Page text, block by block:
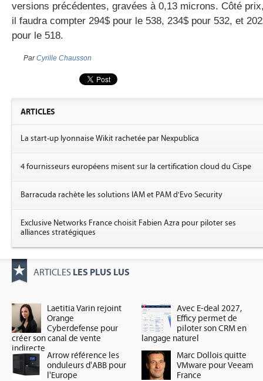
versions précédentes, gravées à 0,13 microns. Côté
il faudra compter 294$ pour le 538, 234$ pour 532, et
pour le 518.
ParCyrille Chausson
ARTICLES
La start-up lyonnaise Wikit rachetée par Nexpublica
4 fournisseurs européens misent sur la certification cloud du Cispe
Barracuda rachète les solutions IAM et PAM d'Evo Security
Exclusive Networks France choisit Fabien Azra pour piloter ses
alliances stratégiques
ARTICLES LES PLUS LUS
Laetitia Varin rejoint
Orange
Cyberdefense pour
créer son canal de vente
indirecte
Avec E-deal 2027,
Efficy permet de
piloter son CRM en
langage naturel
Arrow référence les
onduleurs d'ABB pour
l'Europe
Marc Dollois quitte
VMware pour Veeam
France